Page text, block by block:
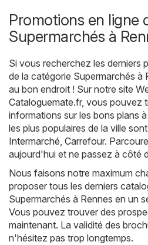
Promotions en ligne
Supermarchés à
Si vous recherchez les derniers
de la catégorie Supermarchés à
au bon endroit ! Sur notre site
Cataloguemate.fr, vous pouvez
informations sur les bons plans
les plus populaires de la ville sont
Intermarché, Carrefour.
aujourd'hui et ne passez à côté
Nous faisons notre maximum
proposer tous les derniers
Supermarchés à Rennes en un
Vous pouvez trouver des
maintenant. La validité des
n'hésitez pas trop longtemps.